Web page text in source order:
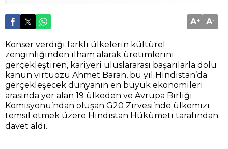
A+ A-
Konser verdiği farklı ülkelerin kültürel
zenginliğinden ilham alarak üretimlerini
gerçekleştiren, kariyeri uluslararası başarılarla dolu
kanun virtüözü Ahmet Baran, bu yıl Hindistan’da
gerçekleşecek dünyanın en büyük ekonomileri
arasında yer alan 19 ülkeden ve Avrupa Birliği
Komisyonu’ndan oluşan G20 Zirvesi’nde ülkemizi
temsil etmek üzere Hindistan Hükümeti tarafından
davet aldı.